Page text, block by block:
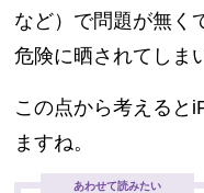
など）で問題が無く
危険に晒されてしま
この点から考えると
ますね。
あわせて読みたい